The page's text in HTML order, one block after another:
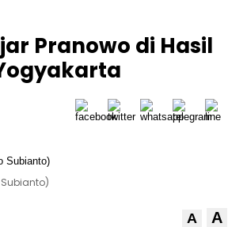
Pranowo di Hasil
Subianto)
A A